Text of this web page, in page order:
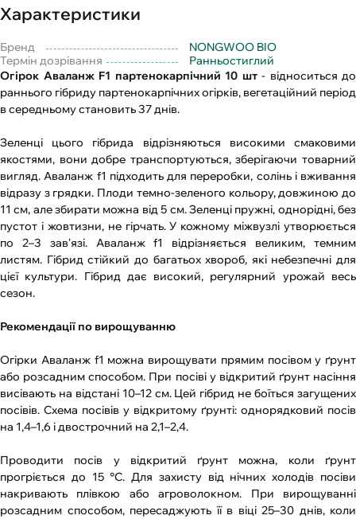
Характеристики
Бренд
NONGWOO BIO
Термін дозрівання
Ранньостиглий
Огірок Аваланж F1 партенокарпічний 10 шт - відноситься до
раннього гібриду партенокарпічних огірків, вегетаційний період
в середньому становить 37 днів.
Зеленці цього гібрида відрізняються високими смаковими
якостями, вони добре транспортуються, зберігаючи товарний
вигляд. Аваланж f1 підходить для переробки, солінь і вживання
відразу з грядки. Плоди темно-зеленого кольору, довжиною до
11 см, але збирати можна від 5 см. Зеленці пружні, однорідні, без
пустот і жовтизни, не гірчать. У кожному міжвузлі утворюється
по 2–3 зав'язі. Аваланж f1 відрізняється великим, темним
листям. Гібрид стійкий до багатьох хвороб, які небезпечні для
цієї культури. Гібрид дає високий, регулярний урожай весь
сезон.
Рекомендації по вирощуванню
Огірки Аваланж f1 можна вирощувати прямим посівом у ґрунт
або розсадним способом. При посіві у відкритий ґрунт насіння
висівають на відстані 10–12 см. Цей гібрид не боїться загущених
посівів. Схема посівів у відкритому ґрунті: однорядковий посів
на 1,4–1,6 і двострочний на 2,1–2,4.
Проводити посів у відкритий ґрунт можна, коли ґрунт
прогріється до 15 °С. Для захисту від нічних холодів посіви
накривають плівкою або агроволокном. При вирощуванні
розсадним способом, пересаджують її в віці 25–30 днів, коли